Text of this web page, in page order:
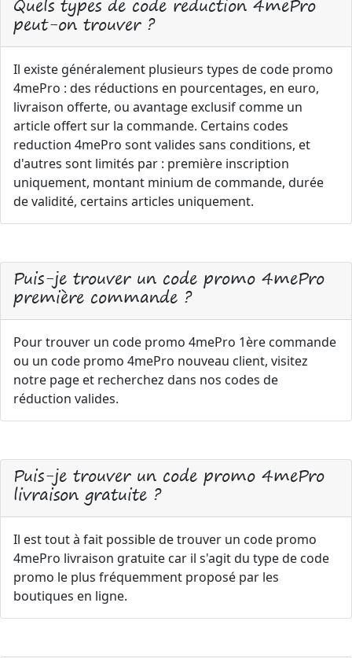
peut-on trouver ?
Il existe généralement plusieurs types de code promo
4mePro : des réductions en pourcentages, en euro,
livraison offerte, ou avantage exclusif comme un
article offert sur la commande. Certains codes
reduction 4mePro sont valides sans conditions, et
d'autres sont limités par : première inscription
uniquement, montant minium de commande, durée
de validité, certains articles uniquement.
Puis-je trouver un code promo 4mePro
première commande ?
Pour trouver un code promo 4mePro 1ère commande
ou un code promo 4mePro nouveau client, visitez
notre page et recherchez dans nos codes de
réduction valides.
Puis-je trouver un code promo 4mePro
livraison gratuite ?
Il est tout à fait possible de trouver un code promo
4mePro livraison gratuite car il s'agit du type de code
promo le plus fréquemment proposé par les
boutiques en ligne.